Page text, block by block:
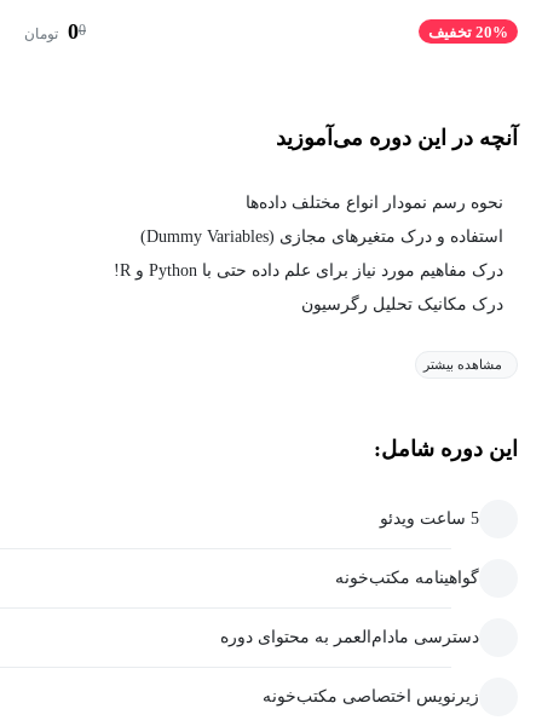
20% تخفیف 0
0 تومان
آنچه در این دوره می‌آموزید
نحوه رسم نمودار انواع مختلف داده‌ها
استفاده و درک متغیرهای مجازی (Dummy Variables)
درک مفاهیم مورد نیاز برای علم داده حتی با Python و R!
درک مکانیک تحلیل رگرسیون
مشاهده بیشتر
این دوره شامل:
5 ساعت ویدئو
گواهینامه مکتب‌خونه
دسترسی مادام‌العمر به محتوای دوره
زیرنویس اختصاصی مکتب‌خونه